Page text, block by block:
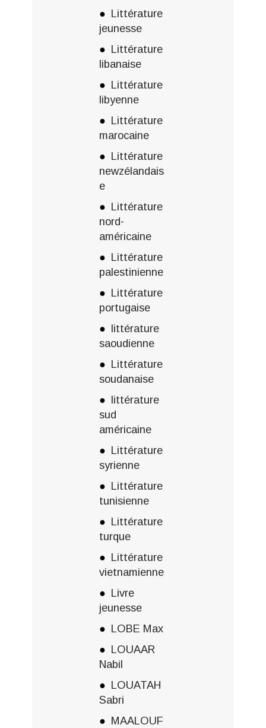
Littérature
jeunesse
Littérature
libanaise
Littérature
libyenne
Littérature
marocaine
Littérature
newzélandais
e
Littérature
nord-
américaine
Littérature
palestinienne
Littérature
portugaise
littérature
saoudienne
Littérature
soudanaise
littérature
sud
américaine
Littérature
syrienne
Littérature
tunisienne
Littérature
turque
Littérature
vietnamienne
Livre
jeunesse
LOBE Max
LOUAAR
Nabil
LOUATAH
Sabri
MAALOUF